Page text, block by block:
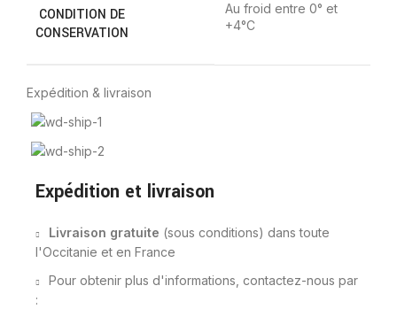
CONDITION DE
CONSERVATION
Au froid entre 0° et
+4°C
Expédition & livraison
Expédition et livraison
Livraison gratuite (sous conditions) dans toute
l'Occitanie et en France
Pour obtenir plus d'informations, contactez-nous par
: